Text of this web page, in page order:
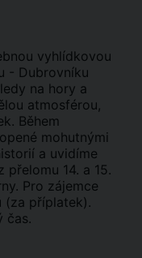
vyhlídkovou
- Dubrovníku
na hory a
atmosférou,
Během
mohutnými
a uvidíme
přelomu 14. a 15.
Pro zájemce
(za příplatek).
čas.